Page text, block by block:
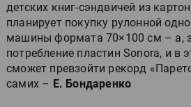
детских книг-сэндвичей из
планирует покупку рулонной
машины формата 70×100 см – а,
потребление пластин Sonora, и в
сможет превзойти рекорд
самих – Е. Бондаренко